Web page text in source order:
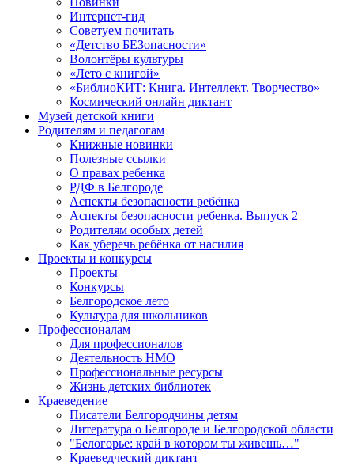
Интернет-гид
Советуем почитать
«Детство БЕЗопасности»
Волонтёры культуры
«Лето с книгой»
«БиблиоКИТ: Книга. Интеллект. Творчество»
Космический онлайн диктант
Музей детской книги
Родителям и педагогам
Книжные новинки
Полезные ссылки
О правах ребенка
РДФ в Белгороде
Аспекты безопасности ребёнка
Аспекты безопасности ребенка. Выпуск 2
Родителям особых детей
Как уберечь ребёнка от насилия
Проекты и конкурсы
Проекты
Конкурсы
Белгородское лето
Культура для школьников
Профессионалам
Для профессионалов
Деятельность НМО
Профессиональные ресурсы
Жизнь детских библиотек
Краеведение
Писатели Белгородчины детям
Литература о Белгороде и Белгородской области
"Белогорье: край в котором ты живешь…"
Краеведческий диктант